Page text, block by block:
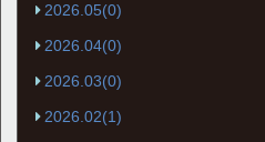
2026.05(0)
2026.04(0)
2026.03(0)
2026.02(1)